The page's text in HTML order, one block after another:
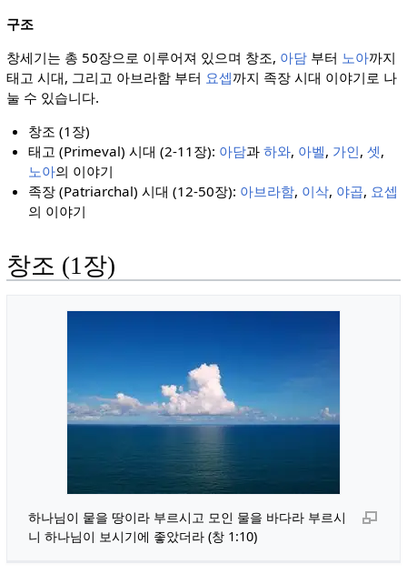
구조
창세기는 총 50장으로 이루어져 있으며 창조, 아담부터 노아까지
태고 시대, 그리고 아브라함 부터 요셉까지 족장 시대 이야기로 나
눌 수 있습니다.
창조 (1장)
태고 (Primeval) 시대 (2-11장): 아담과하와, 아벨, 가인,셋,
노아의 이야기
족장 (Patriarchal) 시대 (12-50장): 아브라함, 이삭, 야곱, 요셉
의 이야기
창조 (1장)
하나님이 뭍을 땅이라 부르시고 모인 물을 바다라 부르시
니 하나님이 보시기에 좋았더라 (창 1:10)